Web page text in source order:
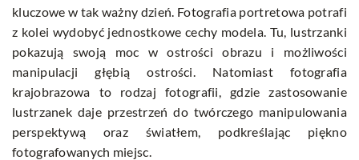
kluczowe w tak ważny dzień. Fotografia portretowa potrafi
z kolei wydobyć jednostkowe cechy modela. Tu, lustrzanki
pokazują swoją moc w ostrości obrazu i możliwości
manipulacji głębią ostrości. Natomiast fotografia
krajobrazowa to rodzaj fotografii, gdzie zastosowanie
lustrzanek daje przestrzeń do twórczego manipulowania
perspektywą oraz światłem, podkreślając piękno
fotografowanych miejsc.